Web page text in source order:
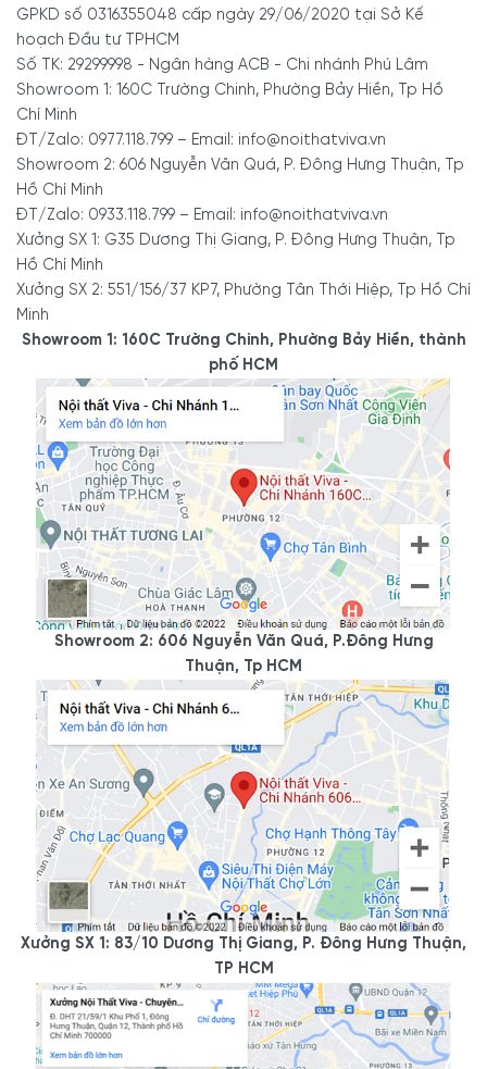
GPKD số 0316355048 cấp ngày 29/06/2020 tại Sở Kế
hoạch Đầu tư TPHCM
Số TK: 29299998 - Ngân hàng ACB - Chi nhánh Phú Lâm
Showroom 1: 160C Trường Chinh, Phường Bảy Hiền, Tp Hồ
Chí Minh
ĐT/Zalo: 0977.118.799 – Email: info@noithatviva.vn
Showroom 2: 606 Nguyễn Văn Quá, P. Đông Hưng Thuận, Tp
Hồ Chí Minh
ĐT/Zalo: 0933.118.799 – Email: info@noithatviva.vn
Xưởng SX 1: G35 Dương Thị Giang, P. Đông Hưng Thuận, Tp
Hồ Chí Minh
Xưởng SX 2: 551/156/37 KP7, Phường Tân Thới Hiệp, Tp Hồ Chí
Minh
Showroom 1: 160C Trường Chinh, Phường Bảy Hiền, thành
phố HCM
Showroom 2: 606 Nguyễn Văn Quá, P.Đông Hưng
Thuận, Tp HCM
Xưởng SX 1: 83/10 Dương Thị Giang, P. Đông Hưng Thuận,
TP HCM